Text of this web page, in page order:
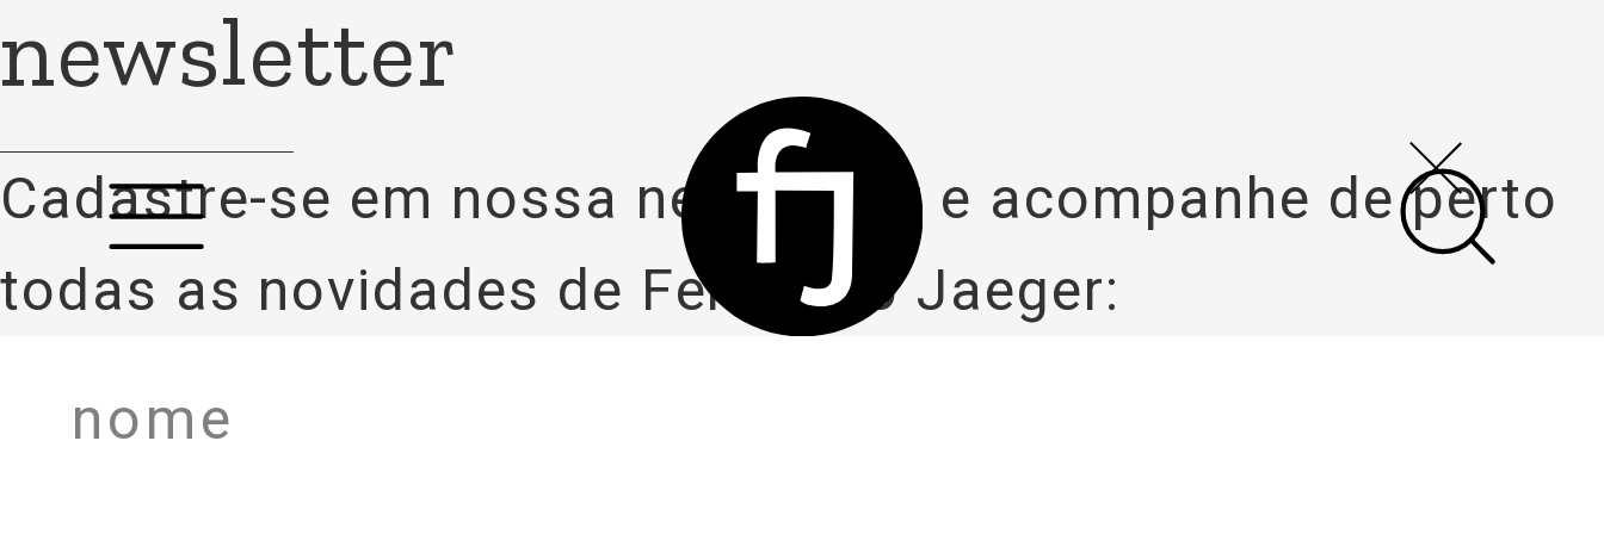
newsletter
Cadastre-se em nossa newsletter e acompanhe de perto
todas as novidades de Fernando Jaeger: